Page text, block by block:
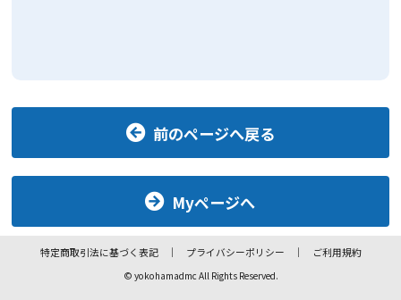
前のページへ戻る
Myページへ
特定商取引法に基づく表記 プライバシーポリシー ご利用規約
© yokohamadmc All Rights Reserved.